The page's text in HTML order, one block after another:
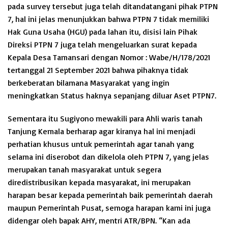
pada survey tersebut juga telah ditandatangani pihak PTPN
7, hal ini jelas menunjukkan bahwa PTPN 7 tidak memiliki
Hak Guna Usaha (HGU) pada lahan itu, disisi lain Pihak
Direksi PTPN 7 juga telah mengeluarkan surat kepada
Kepala Desa Tamansari dengan Nomor : Wabe/H/178/2021
tertanggal 21 September 2021 bahwa pihaknya tidak
berkeberatan bilamana Masyarakat yang ingin
meningkatkan Status haknya sepanjang diluar Aset PTPN7.
Sementara itu Sugiyono mewakili para Ahli waris tanah
Tanjung Kemala berharap agar kiranya hal ini menjadi
perhatian khusus untuk pemerintah agar tanah yang
selama ini diserobot dan dikelola oleh PTPN 7, yang jelas
merupakan tanah masyarakat untuk segera
diredistribusikan kepada masyarakat, ini merupakan
harapan besar kepada pemerintah baik pemerintah daerah
maupun Pemerintah Pusat, semoga harapan kami ini juga
didengar oleh bapak AHY, mentri ATR/BPN. “Kan ada